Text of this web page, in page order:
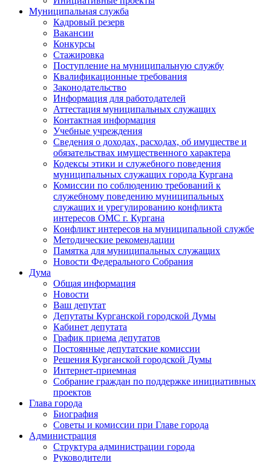
Муниципальная служба
Кадровый резерв
Вакансии
Конкурсы
Стажировка
Поступление на муниципальную службу
Квалификационные требования
Законодательство
Информация для работодателей
Аттестация муниципальных служащих
Контактная информация
Учебные учреждения
Сведения о доходах, расходах, об имуществе и
обязательствах имущественного характера
Кодексы этики и служебного поведения
муниципальных служащих города Кургана
Комиссии по соблюдению требований к
служебному поведению муниципальных
служащих и урегулированию конфликта
интересов ОМС г. Кургана
Конфликт интересов на муниципальной службе
Методические рекомендации
Памятка для муниципальных служащих
Новости Федерального Cобрания
Дума
Общая информация
Новости
Ваш депутат
Депутаты Курганской городской Думы
Кабинет депутата
График приема депутатов
Постоянные депутатские комиссии
Решения Курганской городской Думы
Интернет-приемная
Собрание граждан по поддержке инициативных
проектов
Глава города
Биография
Советы и комиссии при Главе города
Администрация
Структура администрации города
Руководители